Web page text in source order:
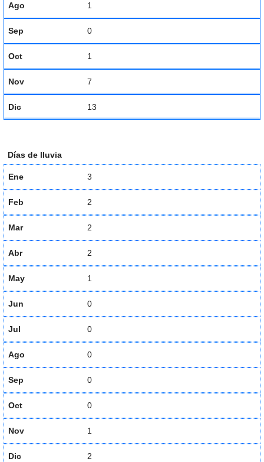
Ago 1
Sep 0
Oct 1
Nov 7
Dic 13
Días de lluvia
Ene 3
Feb 2
Mar 2
Abr 2
May 1
Jun 0
Jul 0
Ago 0
Sep 0
Oct 0
Nov 1
Dic 2